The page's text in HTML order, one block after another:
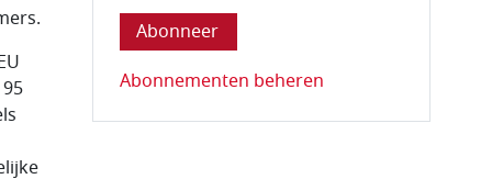
Abonnementen beheren